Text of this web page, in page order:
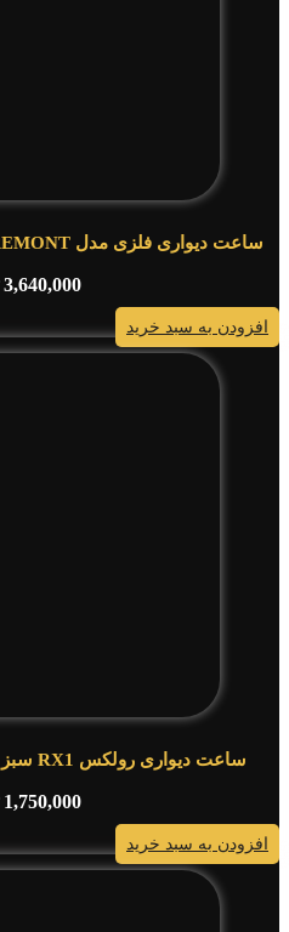
ساعت دیواری فلزی مدل FREMONT کد M-17021 رنگ SILVER
3,640,000
افزودن به سبد خرید
ساعت دیواری رولکس RX1 سبز 45cm( ایندکس خطی و گرد)
1,750,000
افزودن به سبد خرید